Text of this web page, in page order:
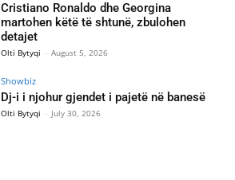
Cristiano Ronaldo dhe Georgina
martohen këtë të shtunë, zbulohen
detajet
Olti Bytyqi - August 5, 2026
Showbiz
Dj-i i njohur gjendet i pajetë në banesë
Olti Bytyqi - July 30, 2026